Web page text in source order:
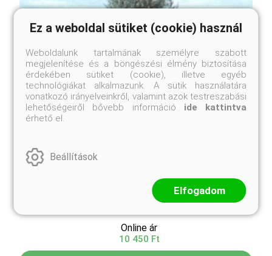
Kék arizóna-ciprus
Cupressus arizonica 'Glauca'
Online ár
10 450 Ft
Ez a weboldal sütiket (cookie) használ
Weboldalunk tartalmának személyre szabott
megjelenítése és a böngészési élmény biztosítása
érdekében sütiket (cookie), illetve egyéb
technológiákat alkalmazunk. A sütik használatára
vonatkozó irányelveinkről, valamint azok testreszabási
lehetőségeiről bővebb információ ide kattintva
érhető el.
Beállítások
Elfogadom